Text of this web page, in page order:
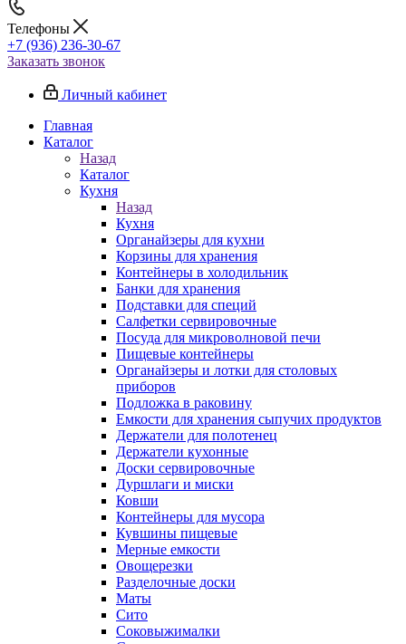
Телефоны
+7 (936) 236-30-67
Заказать звонок
Личный кабинет
Главная
Каталог
Назад
Каталог
Кухня
Назад
Кухня
Органайзеры для кухни
Корзины для хранения
Контейнеры в холодильник
Банки для хранения
Подставки для специй
Салфетки сервировочные
Посуда для микроволновой печи
Пищевые контейнеры
Органайзеры и лотки для столовых
приборов
Подложка в раковину
Емкости для хранения сыпучих продуктов
Держатели для полотенец
Держатели кухонные
Доски сервировочные
Дуршлаги и миски
Ковши
Контейнеры для мусора
Кувшины пищевые
Мерные емкости
Овощерезки
Разделочные доски
Маты
Сито
Соковыжималки